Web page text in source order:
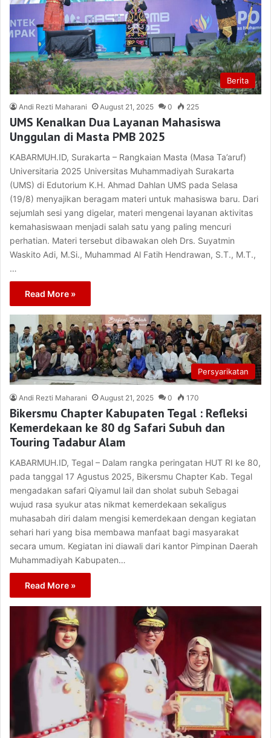
Berita
Andi Rezti Maharani August 21, 2025 0 225
UMS Kenalkan Dua Layanan Mahasiswa
Unggulan di Masta PMB 2025
KABARMUH.ID, Surakarta – Rangkaian Masta (Masa Ta’aruf)
Universitaria 2025 Universitas Muhammadiyah Surakarta
(UMS) di Edutorium K.H. Ahmad Dahlan UMS pada Selasa
(19/8) menyajikan beragam materi untuk mahasiswa baru. Dari
sejumlah sesi yang digelar, materi mengenai layanan aktivitas
kemahasiswaan menjadi salah satu yang paling mencuri
perhatian. Materi tersebut dibawakan oleh Drs. Suyatmin
Waskito Adi, M.Si., Muhammad Al Fatih Hendrawan, S.T., M.T.,
…
Read More »
Persyarikatan
Andi Rezti Maharani August 21, 2025 0 170
Bikersmu Chapter Kabupaten Tegal : Refleksi
Kemerdekaan ke 80 dg Safari Subuh dan
Touring Tadabur Alam
KABARMUH.ID, Tegal – Dalam rangka peringatan HUT RI ke 80,
pada tanggal 17 Agustus 2025, Bikersmu Chapter Kab. Tegal
mengadakan safari Qiyamul lail dan sholat subuh Sebagai
wujud rasa syukur atas nikmat kemerdekaan sekaligus
muhasabah diri dalam mengisi kemerdekaan dengan kegiatan
sehari hari yang bisa membawa manfaat bagi masyarakat
secara umum. Kegiatan ini diawali dari kantor Pimpinan Daerah
Muhammadiyah Kabupaten…
Read More »